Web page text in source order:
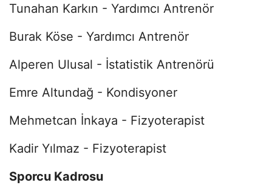
Tunahan Karkın - Yardımcı Antrenör
Burak Köse - Yardımcı Antrenör
Alperen Ulusal - İstatistik Antrenörü
Emre Altundağ - Kondisyoner
Mehmetcan İnkaya - Fizyoterapist
Kadir Yılmaz - Fizyoterapist
Sporcu Kadrosu